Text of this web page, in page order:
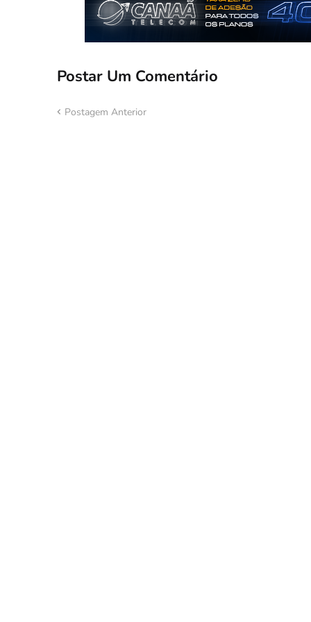
Postar Um Comentário
Postagem Anterior